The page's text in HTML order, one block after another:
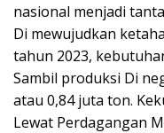
nasional menjadi
Di mewujudkan
tahun 2023,
Sambil produksi Di
atau 0,84 juta ton.
Lewat Perdagangan